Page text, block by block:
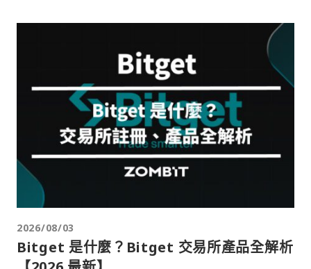
2026/08/03
Bitget 是什麼？Bitget 交易所產品全解析